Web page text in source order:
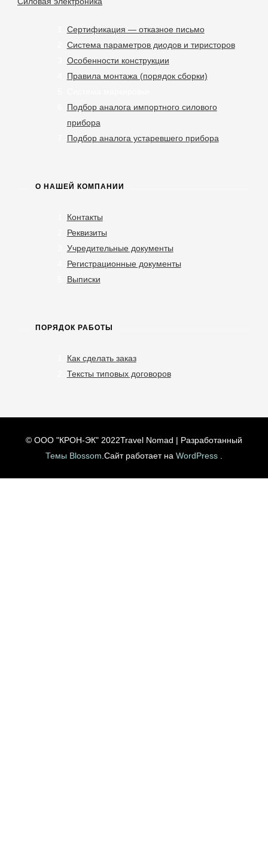
Сертификация — отказное письмо
Система параметров диодов и тиристоров
Особенности конструкции
Правила монтажа (порядок сборки)
Подбор аналога импортного силового
прибора
Подбор аналога устаревшего прибора
О НАШЕЙ КОМПАНИИ
Контакты
Реквизиты
Учредительные документы
Регистрационные документы
Выписки
ПОРЯДОК РАБОТЫ
Как сделать заказ
Тексты типовых договоров
© ООО "КРОН-ЭК" 2022Travel Nomad | Разработанный
Темы Blossom .Сайт работает на WordPress